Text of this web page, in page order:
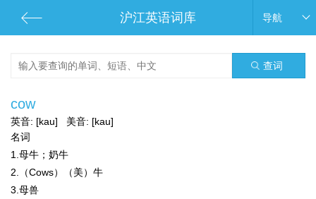
沪江英语词库 导航
查词
cow
英音: [kau] 美音: [kau]
名词
1.母牛；奶牛
2.（Cows）（美）牛
3.母兽